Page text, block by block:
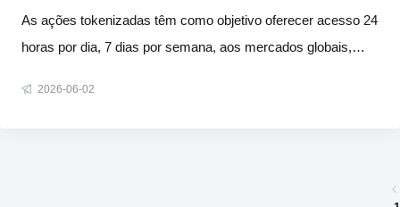
acompanhando Wall Street
As ações tokenizadas têm como objetivo oferecer acesso 24
horas por dia, 7 dias por semana, aos mercados globais,
2026-06-02